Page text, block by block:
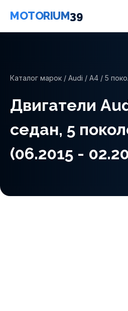
MOTORIUM39
Каталог марок / Audi / A4 / 5
Двигатели
седан, 5
(06.2015 -